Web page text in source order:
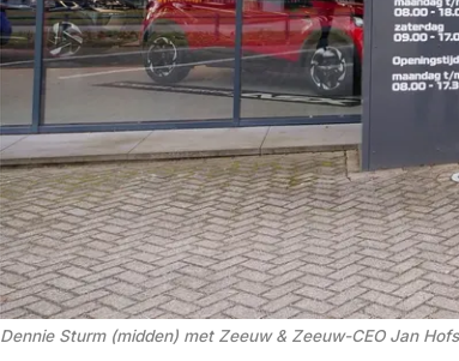
Dennie Sturm (midden) met Zeeuw & Zeeuw-CEO Jan